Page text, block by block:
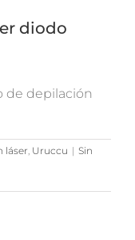
diodo
de depilación
láser, Uruccu | Sin